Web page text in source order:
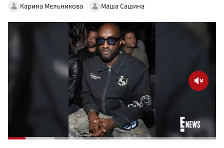
Карина Мельникова Маша Сашина